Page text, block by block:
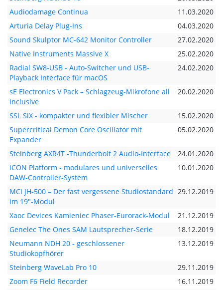
Audiodamage Continua
11.03.2020
Arturia Delay Plug-Ins
04.03.2020
Sound Skulptor MC-642 Monitor Controller
27.02.2020
Native Instruments Massive X
25.02.2020
Radial SW8-USB - Auto-Switcher und USB-
Playback Interface für macOS
24.02.2020
sE Electronics V Pack – Schlagzeug-Mikrofone all
inclusive
20.02.2020
SSL SiX - kompakter und flexibler Mischer
15.02.2020
Supercritical Demon Core Oscillator mit
Expander
05.02.2020
Steinberg AXR4T -Thunderbolt 2 Audio-Interface
24.01.2020
iCON Platform - modulares und universelles
DAW-Controller-System
10.01.2020
MCI JH-500 – Der fast vergessene Studiostandard
im 19"-Modul
29.12.2019
Xaoc Devices Kamieniec Phaser-Eurorack-Modul
21.12.2019
Genelec The Ones SAM Lautsprecher-Serie
18.12.2019
Neumann NDH 20 - geschlossener
Studiokopfhörer
13.12.2019
Steinberg WaveLab Pro 10
29.11.2019
Zoom F6 Field Recorder
16.11.2019